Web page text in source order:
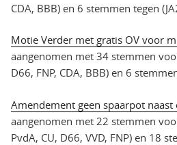
CDA, BBB) en 6 stemmen tegen
Motie Verder met gratis OV voor
aangenomen met 34 stemmen voor
D66, FNP, CDA, BBB) en 6
Amendement geen spaarpot naast
aangenomen met 22 stemmen voor
PvdA, CU, D66, VVD, FNP) en 18